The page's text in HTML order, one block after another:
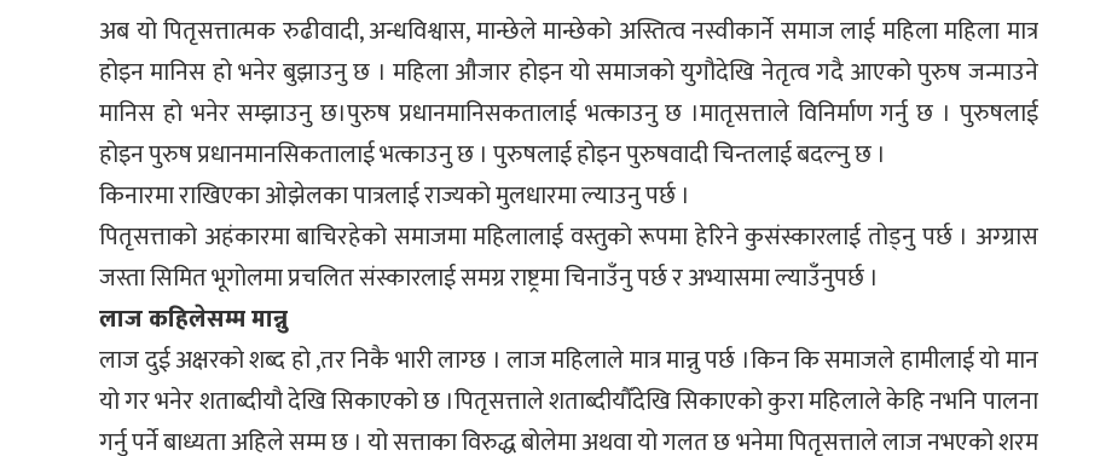
अब यो पितृसत्तात्मक रुढीवादी, अन्धविश्वास, मान्छेले मान्छेको अस्तित्व नस्वीकार्ने समाज लाई महिला महिला मात्र
होइन मानिस हो भनेर बुझाउनु छ । महिला औजार होइन यो समाजको युगौदेखि नेतृत्व गदै आएको पुरुष जन्माउने
मानिस हो भनेर सम्झाउनु छ।पुरुष प्रधानमानिसकतालाई भत्काउनु छ ।मातृसत्ताले विनिर्माण गर्नु छ । पुरुषलाई
होइन पुरुष प्रधानमानसिकतालाई भत्काउनु छ । पुरुषलाई होइन पुरुषवादी चिन्तलाई बदल्नु छ ।
किनारमा राखिएका ओझेलका पात्रलाई राज्यको मुलधारमा ल्याउनु पर्छ ।
पितृसत्ताको अहंकारमा बाचिरहेको समाजमा महिलालाई वस्तुको रूपमा हेरिने कुसंस्कारलाई तोड्नु पर्छ । अग्ग्रास
जस्ता सिमित भूगोलमा प्रचलित संस्कारलाई समग्र राष्ट्रमा चिनाउँनु पर्छ र अभ्यासमा ल्याउँनुपर्छ ।
लाज कहिलेसम्म मान्नु
लाज दुई अक्षरको शब्द हो ,तर निकै भारी लाग्छ । लाज महिलाले मात्र मान्नु पर्छ ।किन कि समाजले हामीलाई यो मान
यो गर भनेर शताब्दीयौ देखि सिकाएको छ ।पितृसत्ताले शताब्दीयौँदेखि सिकाएको कुरा महिलाले केहि नभनि पालना
गर्नु पर्ने बाध्यता अहिले सम्म छ । यो सत्ताका विरुद्ध बोलेमा अथवा यो गलत छ भनेमा पितृसत्ताले लाज नभएको शरम